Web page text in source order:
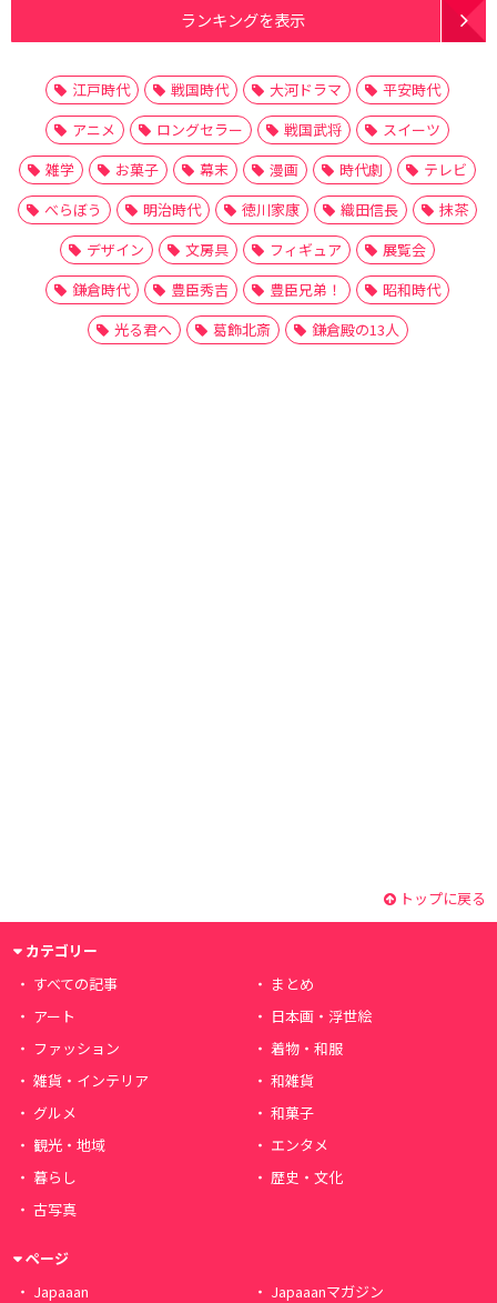
ランキングを表示
江戸時代 戦国時代 大河ドラマ
平安時代
アニメ
ロングセラー 戦国武将
スイーツ
雑学
お菓子 幕末 漫画 時代劇
テレビ
べらぼう
明治時代 徳川家康 織田信長
抹茶
デザイン
文房具 フィギュア
展覧会
鎌倉時代
豊臣秀吉 豊臣兄弟！
昭和時代
光る君へ
葛飾北斎 鎌倉殿の13人
トップに戻る
カテゴリー
すべての記事
まとめ
アート
日本画・浮世絵
ファッション
着物・和服
雑貨・インテリア
和雑貨
グルメ
和菓子
観光・地域
エンタメ
暮らし
歴史・文化
古写真
ページ
Japaaan
Japaaanマガジン